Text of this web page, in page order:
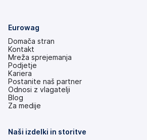
Eurowag
Domača stran
Kontakt
Mreža sprejemanja
Podjetje
Kariera
Postanite naš partner
Odnosi z vlagatelji
(odpre
se
zavihku)
Blog
Za medije
Naši izdelki in storitve